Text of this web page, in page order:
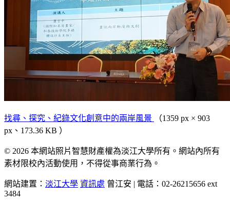
找尋、探究、紀錄文化創意中的兩岸風景
（1359 px × 903
px、173.36 KB ）
© 2026 本網站照片智慧財產權為淡江大學所有。網站內所有
素材限校內活動使用，不得從事商業行為。
網站建置： 淡江大學 資訊處 曾江安 | 電話：02-26215656 ext
3484